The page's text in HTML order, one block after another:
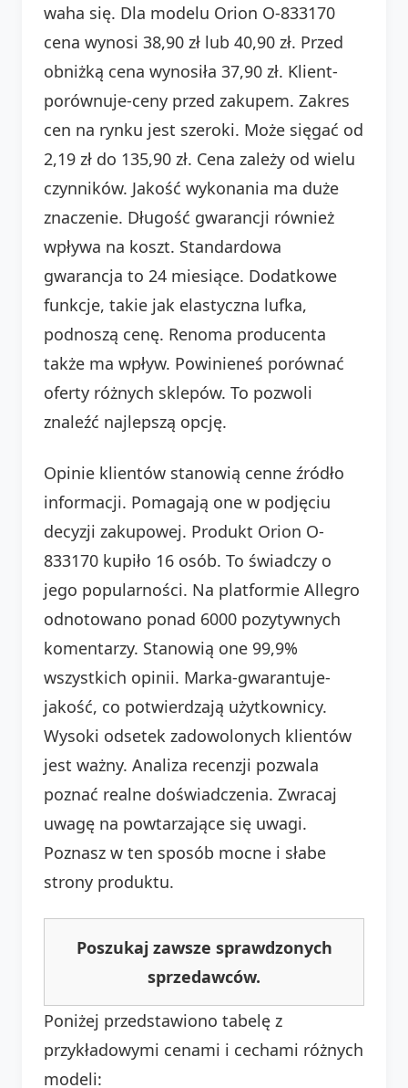
waha się. Dla modelu Orion O-833170
cena wynosi 38,90 zł lub 40,90 zł. Przed
obniżką cena wynosiła 37,90 zł. Klient-
porównuje-ceny przed zakupem. Zakres
cen na rynku jest szeroki. Może sięgać od
2,19 zł do 135,90 zł. Cena zależy od wielu
czynników. Jakość wykonania ma duże
znaczenie. Długość gwarancji również
wpływa na koszt. Standardowa
gwarancja to 24 miesiące. Dodatkowe
funkcje, takie jak elastyczna lufka,
podnoszą cenę. Renoma producenta
także ma wpływ. Powinieneś porównać
oferty różnych sklepów. To pozwoli
znaleźć najlepszą opcję.
Opinie klientów stanowią cenne źródło
informacji. Pomagają one w podjęciu
decyzji zakupowej. Produkt Orion O-
833170 kupiło 16 osób. To świadczy o
jego popularności. Na platformie Allegro
odnotowano ponad 6000 pozytywnych
komentarzy. Stanowią one 99,9%
wszystkich opinii. Marka-gwarantuje-
jakość, co potwierdzają użytkownicy.
Wysoki odsetek zadowolonych klientów
jest ważny. Analiza recenzji pozwala
poznać realne doświadczenia. Zwracaj
uwagę na powtarzające się uwagi.
Poznasz w ten sposób mocne i słabe
strony produktu.
Poszukaj zawsze sprawdzonych
sprzedawców.
Poniżej przedstawiono tabelę z
przykładowymi cenami i cechami różnych
modeli: